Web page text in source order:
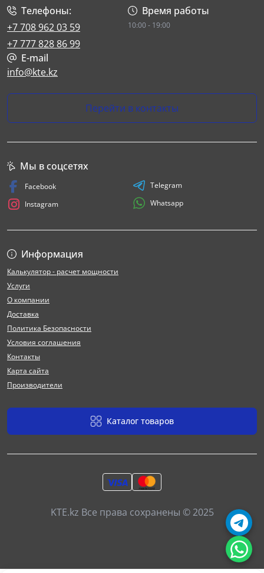
Телефоны:
+7 708 962 03 59
+7 777 828 86 99
Время работы
10:00 - 19:00
E-mail
info@kte.kz
Перейти в контакты
Информация
Калькулятор - расчет мощности
Услуги
О компании
Доставка
Политика Безопасности
Условия соглашения
Контакты
Карта сайта
Производители
Каталог товаров
Мы в соцсетях
Facebook
Instagram
Telegram
Whatsapp
KTE.kz Все права сохранены © 2025